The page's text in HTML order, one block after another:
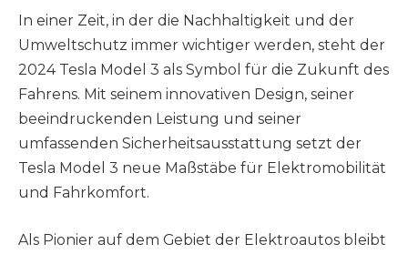
In einer Zeit, in der die Nachhaltigkeit und der
Umweltschutz immer wichtiger werden, steht der
2024 Tesla Model 3 als Symbol für die Zukunft des
Fahrens. Mit seinem innovativen Design, seiner
beeindruckenden Leistung und seiner
umfassenden Sicherheitsausstattung setzt der
Tesla Model 3 neue Maßstäbe für Elektromobilität
und Fahrkomfort.
Als Pionier auf dem Gebiet der Elektroautos bleibt